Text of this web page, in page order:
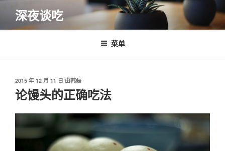
内
深夜谈吃
菜单
发
布
于
2015 年 12 月 11 日 由韩磊
论馒头的正确吃法